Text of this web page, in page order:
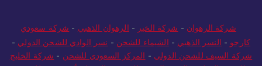
شركة الرهوان - شركة الخير - الرهوان الذهبي - شركة سعودي
كارجو - النسر الذهبي - الشيماء للشحن - نسر الوادي للشحن الدولي -
شركة السيف للشحن الدولي - المركز السعودي للشحن - شركة الخليج